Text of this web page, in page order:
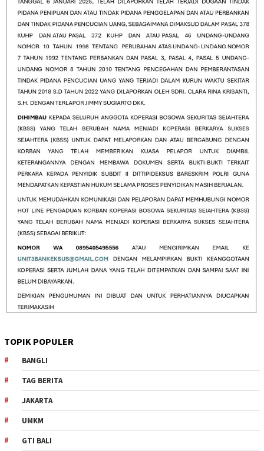
TOPIK POPULER
BANGLI
TAG BERITA
JAKARTA
UMKM
GTI BALI